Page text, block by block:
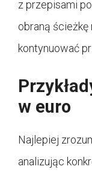
z przepisami
obraną ścieżkę
kontynuować
w euro
Najlepiej
analizując